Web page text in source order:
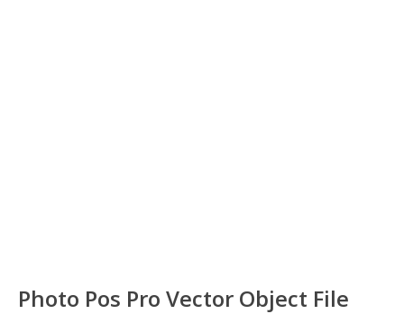
Photo Pos Pro Vector Object File